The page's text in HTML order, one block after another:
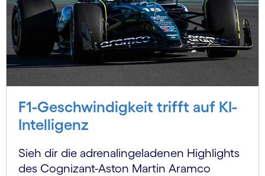
F1-Geschwindigkeit trifft auf KI-
Intelligenz
Sieh dir die adrenalingeladenen Highlights
des Cognizant-Aston Martin Aramco